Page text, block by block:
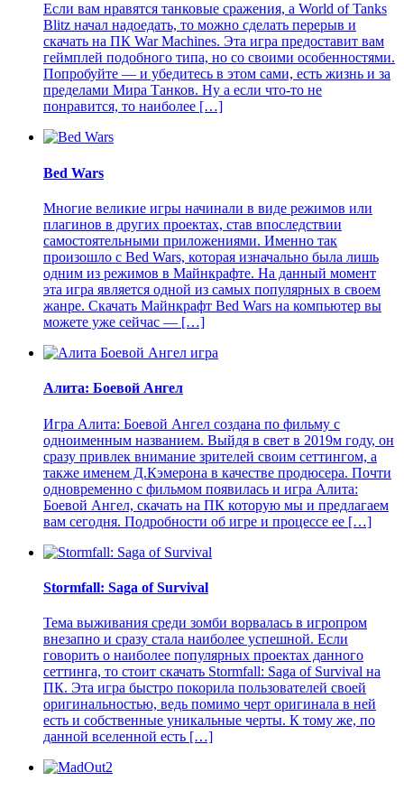
Если вам нравятся танковые сражения, а World of Tanks
Blitz начал надоедать, то можно сделать перерыв и
скачать на ПК War Machines. Эта игра предоставит вам
геймплей подобного типа, но со своими особенностями.
Попробуйте — и убедитесь в этом сами, есть жизнь и за
пределами Мира Танков. Ну а если что-то не
понравится, то наиболее […]
Bed Wars
Многие великие игры начинали в виде режимов или
плагинов в других проектах, став впоследствии
самостоятельными приложениями. Именно так
произошло с Bed Wars, которая изначально была лишь
одним из режимов в Майнкрафте. На данный момент
эта игра является одной из самых популярных в своем
жанре. Скачать Майнкрафт Bed Wars на компьютер вы
можете уже сейчас — […]
Алита: Боевой Ангел
Игра Алита: Боевой Ангел создана по фильму с
одноименным названием. Выйдя в свет в 2019м году, он
сразу привлек внимание зрителей своим сеттингом, а
также именем Д.Кэмерона в качестве продюсера. Почти
одновременно с фильмом появилась и игра Алита:
Боевой Ангел, скачать на ПК которую мы и предлагаем
вам сегодня. Подробности об игре и процессе ее […]
Stormfall: Saga of Survival
Тема выживания среди зомби ворвалась в игропром
внезапно и сразу стала наиболее успешной. Если
говорить о наиболее популярных проектах данного
сеттинга, то стоит скачать Stormfall: Saga of Survival на
ПК. Эта игра быстро покорила пользователей своей
оригинальностью, ведь помимо черт оригинала в ней
есть и собственные уникальные черты. К тому же, по
данной вселенной есть […]